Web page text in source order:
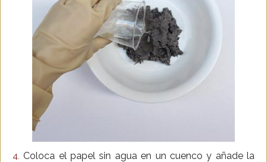
4. Coloca el papel sin agua en un cuenco y añade la